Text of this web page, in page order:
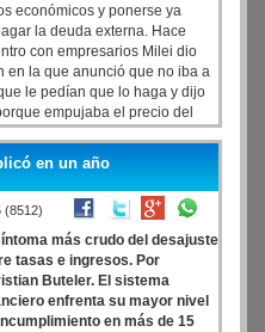
económicos y ponerse ya
la deuda externa. Hace
con empresarios Milei dio
en la que anunció que no iba a
le pedían que lo haga y dijo
empujaba el precio del
de lo que ocurrió antes
FMI cuando Milei y Toto Caputo
de bandas y definían el tipo
en un año
(8512)
más crudo del desajuste
tasas e ingresos. Por
Buteler. El sistema
enfrenta su mayor nivel
en más de 15